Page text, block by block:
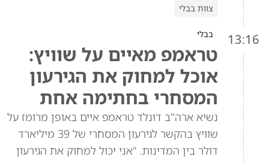
צוות בבלי
13:16 בבלי
טראמפ מאיים על שוויץ:
אוכל למחוק את הגירעון
המסחרי בחתימה אחת
נשיא ארה"ב דונלד טראמפ איים באופן מרומז על
שוויץ בהקשר לגירעון המסחרי של 39 מיליארד
דולר בין המדינות. "אני יכול למחוק את הגירעון